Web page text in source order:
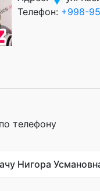
Телефон: +998-
телефону
Нигора